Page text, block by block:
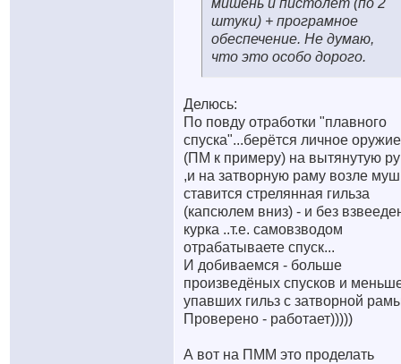
мишень и пистолет (по 2
штуки) + програмное
обеспечение. Не думаю,
что это особо дорого.
Делюсь:
По повду отработки "плавного
спуска"...берётся личное оружие
(ПМ к примеру) на вытянутую
,и на затворную раму возле
ставится стрелянная гильза
(капсюлем вниз) - и без
курка ..т.е. самовзводом
отрабатываете спуск...
И добиваемся - больше
произведёных спусков и
упавших гильз с затворной
Проверено - работает)))))
А вот на ПММ это проделать